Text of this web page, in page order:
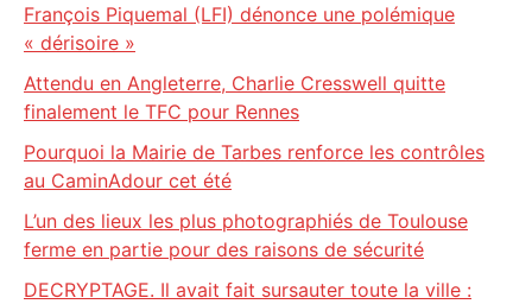
François Piquemal (LFI) dénonce une polémique
« dérisoire »
Attendu en Angleterre, Charlie Cresswell quitte
finalement le TFC pour Rennes
Pourquoi la Mairie de Tarbes renforce les contrôles
au CaminAdour cet été
L’un des lieux les plus photographiés de Toulouse
ferme en partie pour des raisons de sécurité
DECRYPTAGE. Il avait fait sursauter toute la ville :